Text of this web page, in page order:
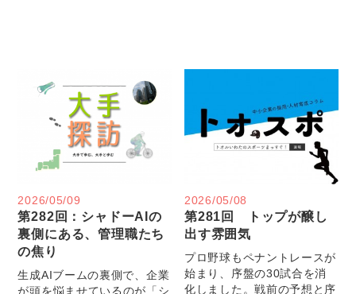
2026/05/09
第282回：シャドーAIの
裏側にある、管理職たち
の焦り
生成AIブームの裏側で、企業
が頭を悩ませているのが「シ
2026/05/08
第281回 トップが醸し
出す雰囲気
プロ野球もペナントレースが
始まり、序盤の30試合を消
化しました。戦前の予想と序